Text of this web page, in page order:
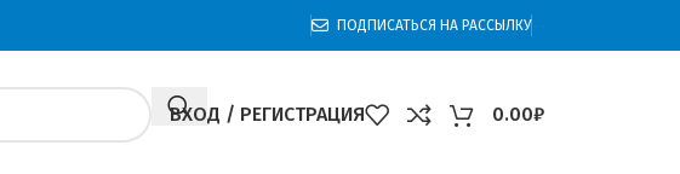
ПОДПИСАТЬСЯ НА РАССЫЛКУ
ВХОД / РЕГИСТРАЦИЯ 0.00₽